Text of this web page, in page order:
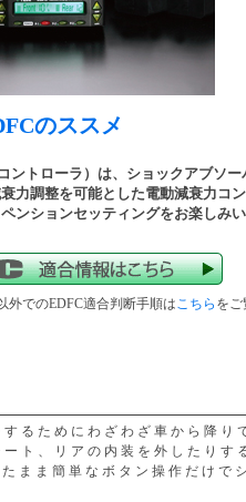
のススメ
トローラ）は、ショックアブソ
力調整を可能とした電動減衰力コン
ンションセッティングをお楽しみい
外でのEDFC適合判断手順はこちら をご
るためにわざわざ車から降り
ト、リアの内装を外したりす
まま簡単なボタン操作だけで